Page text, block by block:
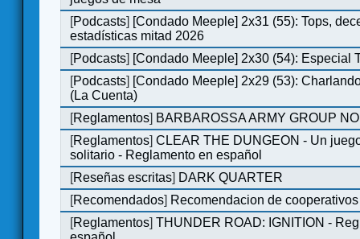
[Podcasts] [Condado Meeple] 2x31 (55): Tops,
estadísticas mitad 2026
[Podcasts] [Condado Meeple] 2x30 (54): Especial
[Podcasts] [Condado Meeple] 2x29 (53):
(La Cuenta)
[Reglamentos] BARBAROSSA ARMY GROUP
[Reglamentos]CLEAR THE DUNGEON - Un
solitario - Reglamento en español
[Reseñas escritas] DARK QUARTER
[Recomendados] Recomendacion de
[Reglamentos]THUNDER ROAD: IGNITION -